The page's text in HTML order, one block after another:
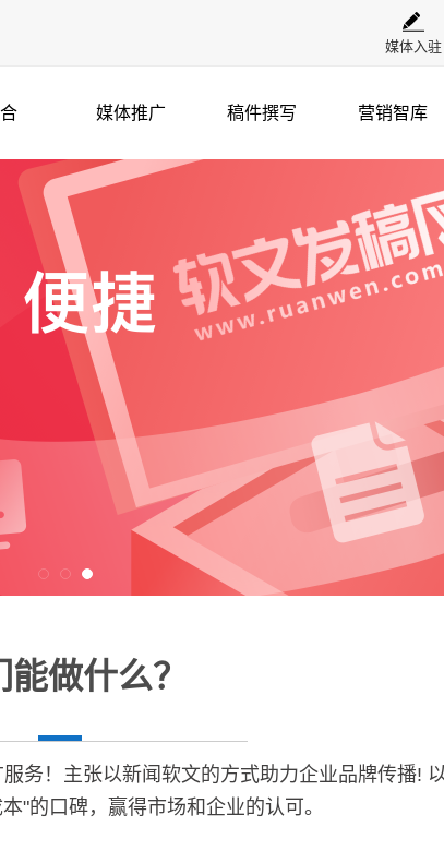
媒体入驻
媒体推广 稿件撰写 营销智库
能做什么？
务！主张以新闻软文的方式助力企业品牌传播!
"的口碑，赢得市场和企业的认可。